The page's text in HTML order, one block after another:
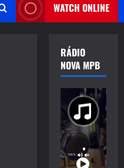
WATCH ONLINE
RÁDIO
NOVA MPB